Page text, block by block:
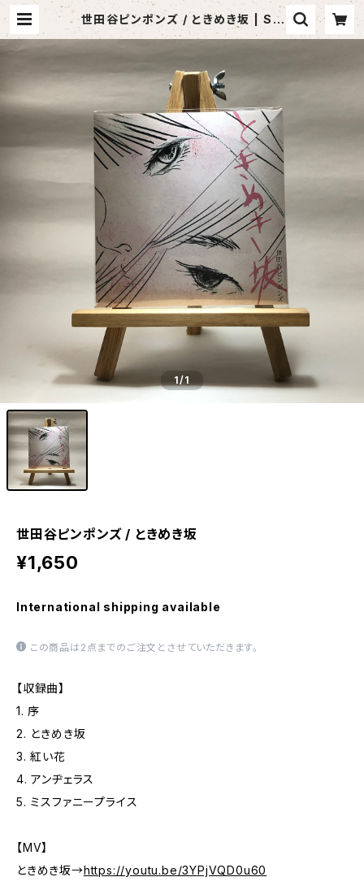
世田谷ピンポンズ / ときめき坂 | SA
BOTEN MUSIC (セレクトCDショッ
1/1
世田谷ピンポンズ / ときめき坂
¥1,650
International shipping available
この商品は2点までのご注文とさせていただきます。
【収録曲】
1. 序
2. ときめき坂
3. 紅い花
4. アンヂェラス
5. ミスファニープライス
【MV】
ときめき坂→https://youtu.be/3YPjVQD0u60